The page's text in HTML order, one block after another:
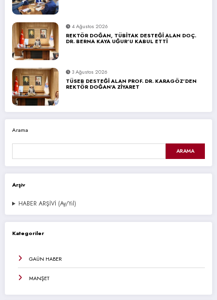
4 Ağustos 2026
REKTÖR DOĞAN, TÜBİTAK DESTEĞİ ALAN DOÇ.
DR. BERNA KAYA UĞUR’U KABUL ETTİ
3 Ağustos 2026
TÜSEB DESTEĞİ ALAN PROF. DR. KARAGÖZ’DEN
REKTÖR DOĞAN’A ZİYARET
Arama
ARAMA
Arşiv
HABER ARŞİVİ (Ay/Yıl)
Kategoriler
GAÜN HABER
MANŞET